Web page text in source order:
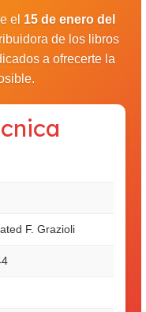
el 15 de enero del
de los libros
a ofrecerte la
F. Grazioli